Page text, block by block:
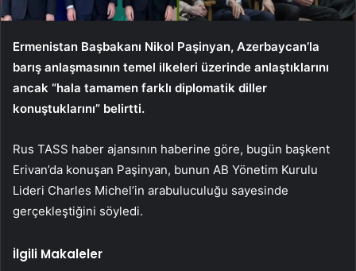
Ermenistan Başbakanı Nikol Paşinyan, Azerbaycan’la
barış anlaşmasının temel ilkeleri üzerinde anlaştıklarını
ancak “hala tamamen farklı diplomatik diller
konuştuklarını” belirtti.
Rus TASS haber ajansının haberine göre, bugün başkent
Erivan’da konuşan Paşinyan, bunun AB Yönetim Kurulu
Lideri Charles Michel’in arabuluculuğu sayesinde
gerçekleştiğini söyledi.
İlgili Makaleler